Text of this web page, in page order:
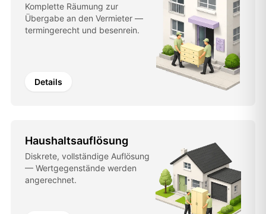
Komplette Räumung zur
Übergabe an den Vermieter —
termingerecht und besenrein.
Details
Haushaltsauflösung
Diskrete, vollständige Auflösung
— Wertgegenstände werden
angerechnet.